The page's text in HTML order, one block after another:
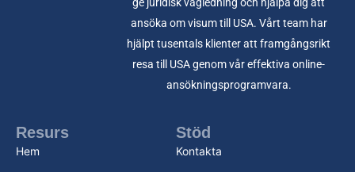
ansöka om visum till USA. Vårt team har
hjälpt tusentals klienter att framgångsrikt
resa till USA genom vår effektiva online-
ansökningsprogramvara.
Resurs
Hem
Stöd
Kontakta